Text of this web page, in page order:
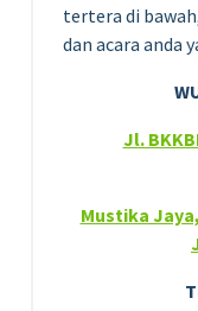
tertera di
dan acara anda
Jl.
Mustika